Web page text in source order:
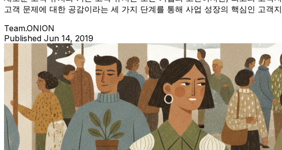
고객 문제에 대한 공감이라는 세 가지 단계를 통해 사업 성장의 핵심인 고객
Team.ONION
Published Jun 14, 2019